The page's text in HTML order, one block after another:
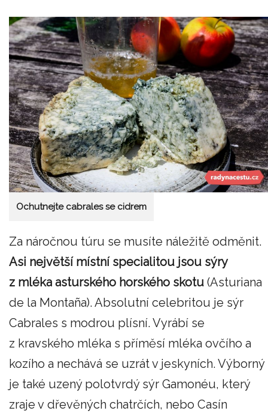
Ochutnejte cabrales se cidrem
Za náročnou túru se musíte náležitě odměnit.
Asi největší místní specialitou jsou sýry
z mléka asturského horského skotu (Asturiana
de la Montaña). Absolutní celebritou je sýr
Cabrales s modrou plísní. Vyrábí se
z kravského mléka s příměsí mléka ovčího a
kozího a nechává se uzrát v jeskyních. Výborný
je také uzený polotvrdý sýr Gamonéu, který
zraje v dřevěných chatrčích, nebo Casín